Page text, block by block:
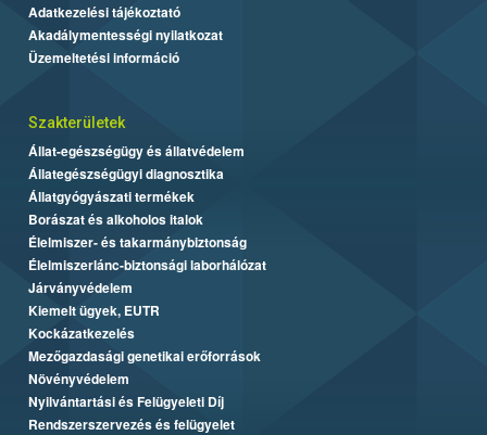
Adatkezelési tájékoztató
Akadálymentességi nyilatkozat
Üzemeltetési információ
Szakterületek
Állat-egészségügy és állatvédelem
Állategészségügyi diagnosztika
Állatgyógyászati termékek
Borászat és alkoholos italok
Élelmiszer- és takarmánybiztonság
Élelmiszerlánc-biztonsági laborhálózat
Járványvédelem
Kiemelt ügyek, EUTR
Kockázatkezelés
Mezőgazdasági genetikai erőforrások
Növényvédelem
Nyilvántartási és Felügyeleti Díj
Rendszerszervezés és felügyelet